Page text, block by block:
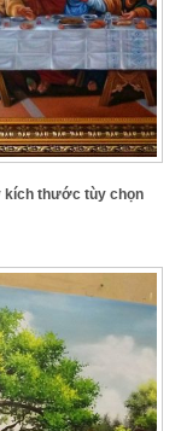
kích thước tùy chọn